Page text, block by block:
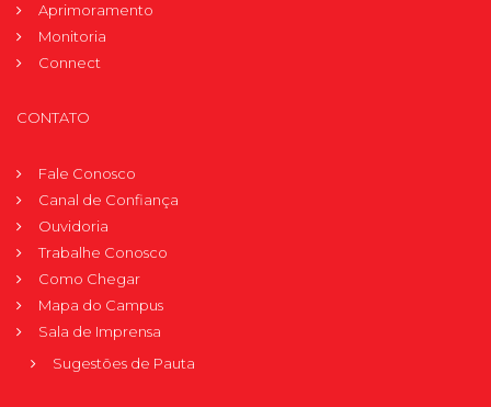
Aprimoramento
Monitoria
Connect
CONTATO
Fale Conosco
Canal de Confiança
Ouvidoria
Trabalhe Conosco
Como Chegar
Mapa do Campus
Sala de Imprensa
Sugestões de Pauta